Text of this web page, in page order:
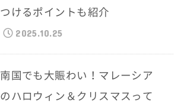
つけるポイントも紹介
2025.10.25
南国でも大賑わい！マレーシア
のハロウィン＆クリスマスって